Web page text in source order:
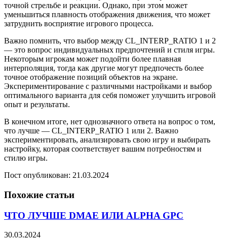
точной стрельбе и реакции. Однако, при этом может
уменьшиться плавность отображения движения, что может
затруднить восприятие игрового процесса.
Важно помнить, что выбор между CL_INTERP_RATIO 1 и 2
— это вопрос индивидуальных предпочтений и стиля игры.
Некоторым игрокам может подойти более плавная
интерполяция, тогда как другие могут предпочесть более
точное отображение позиций объектов на экране.
Экспериментирование с различными настройками и выбор
оптимального варианта для себя поможет улучшить игровой
опыт и результаты.
В конечном итоге, нет однозначного ответа на вопрос о том,
что лучше — CL_INTERP_RATIO 1 или 2. Важно
экспериментировать, анализировать свою игру и выбирать
настройку, которая соответствует вашим потребностям и
стилю игры.
Пост опубликован: 21.03.2024
Похожие статьи
ЧТО ЛУЧШЕ DMAE ИЛИ ALPHA GPC
30.03.2024